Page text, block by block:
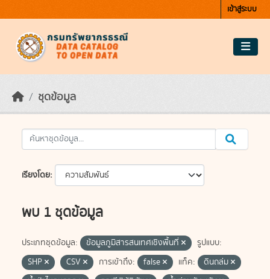
เข้าสู่ระบบ
ชุดข้อมูล
เรียงโดย
พบ 1 ชุดข้อมูล
ประเภทชุดข้อมูล: ข้อมูลภูมิสารสนเทศเชิงพื้นที่
รูปแบบ:
SHP
CSV การเข้าถึง: false แท็ค:
ดินถล่ม